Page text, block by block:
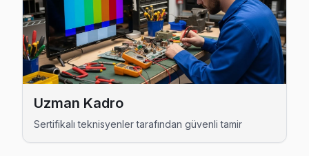
Hacıllı Dijitsu Servis
Hayrabolu'da Hacıllı mahallesi Dijitsu kullanıcıları arıza
Hayrabolu Dijitsu Servis →
Karabedir Dijitsu Servis
Uzman Kadro
Sertifikalı teknisyenler tarafından güvenli tamir